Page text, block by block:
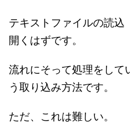
テキストファイルの読込
開くはずです。
流れにそって処理をして
う取り込み方法です。
ただ、これは難しい。